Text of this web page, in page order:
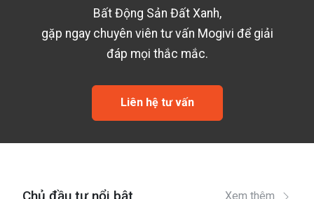
Bất Động Sản Đất Xanh,
gặp ngay chuyên viên tư vấn Mogivi để giải
đáp mọi thắc mắc.
Liên hệ tư vấn
Xem thêm